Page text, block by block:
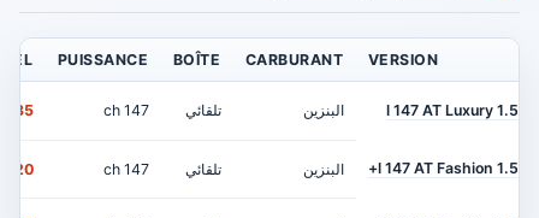
VERSION
CARBURANT
BOÎTE
PUISSANCE
1.5 l 147 AT Luxury البنزين تلقائي 147 ch
235 000 MAD
1.5 l 147 AT Fashion+ البنزين تلقائي 147 ch
220 000 MAD